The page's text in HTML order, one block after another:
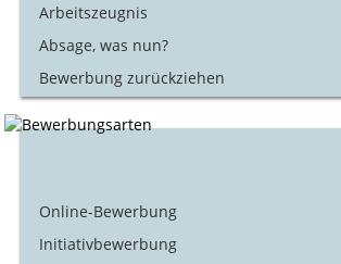
Arbeitszeugnis
Absage, was nun?
Bewerbung zurückziehen
Online-Bewerbung
Initiativbewerbung